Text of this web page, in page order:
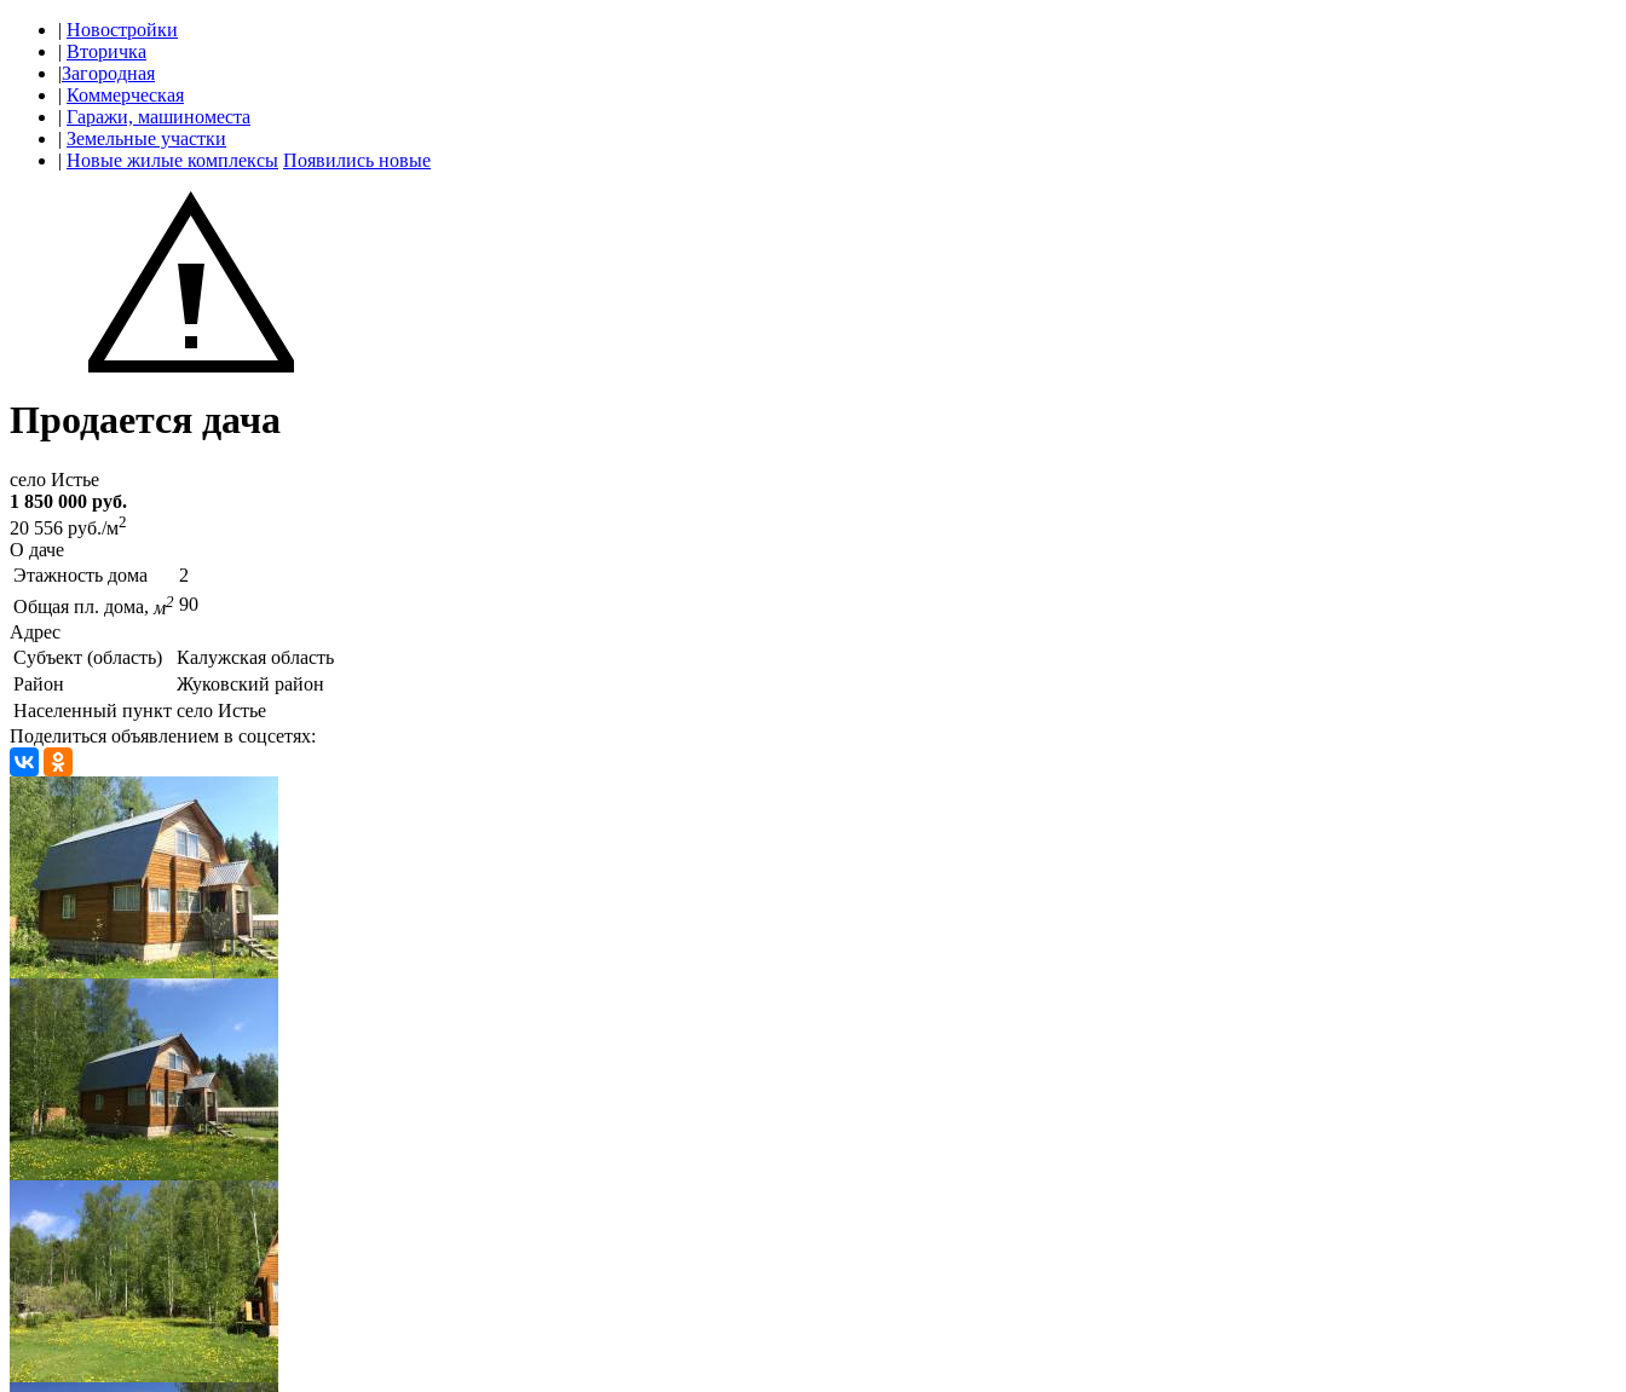
| Новостройки
| Вторичка
|Загородная
| Коммерческая
| Гаражи, машиноместа
| Земельные участки
| Новые жилые комплексы Появились новые
Продается дача
село Истье
1 850 000 руб.
20 556 руб./м2
О даче
Этажность дома
2
Общая пл. дома, м2 90
Адрес
Субъект (область)
Калужская область
Район
Жуковский район
Населенный пункт село Истье
Поделиться объявлением в соцсетях: